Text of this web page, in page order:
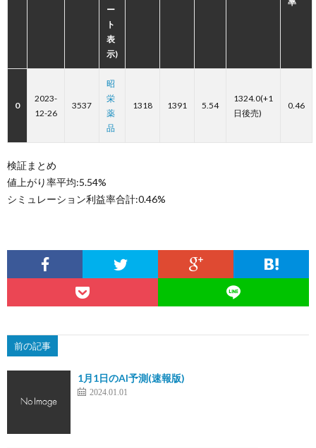
ー
ト
表
示)
0
2023-
12-26
3537
昭
栄
薬
品
1318 1391 5.54
1324.0(+1
日後売)
0.46
検証まとめ
値上がり率平均:5.54%
シミュレーション利益率合計:0.46%
前の記事
1月1日のAI予測(速報版)
2024.01.01